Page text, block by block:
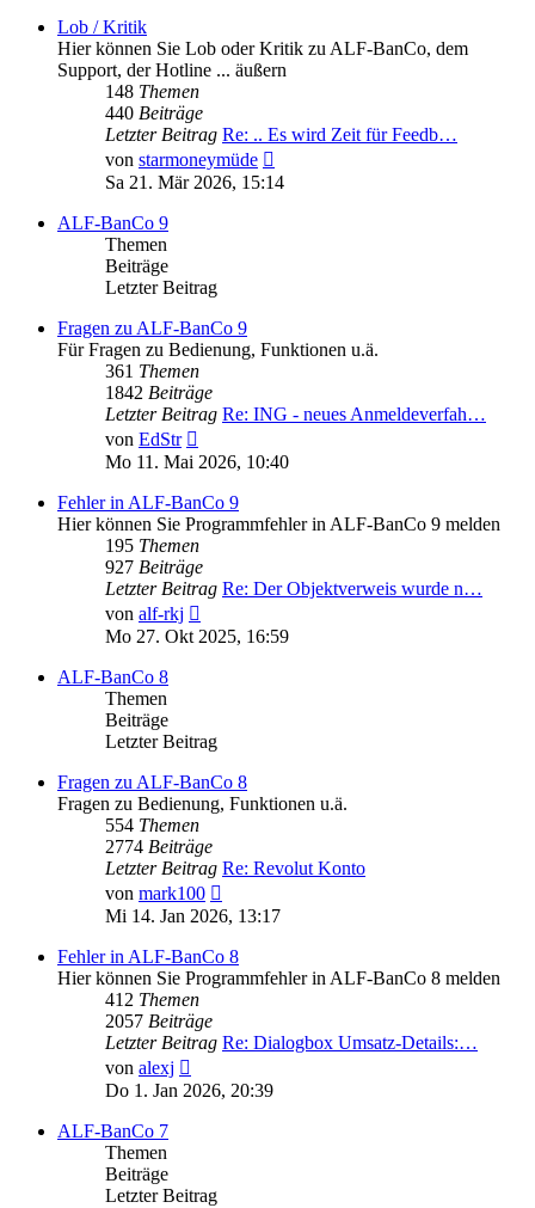
Lob / Kritik
Hier können Sie Lob oder Kritik zu ALF-BanCo, dem
Support, der Hotline ... äußern
148 Themen
440 Beiträge
Letzter Beitrag Re: .. Es wird Zeit für Feedb…
von starmoneymüde
Beitrag
Sa 21. Mär 2026, 15:14
ALF-BanCo 9
Themen
Beiträge
Letzter Beitrag
Fragen zu ALF-BanCo 9
Für Fragen zu Bedienung, Funktionen u.ä.
361 Themen
1842 Beiträge
Letzter Beitrag Re: ING - neues Anmeldeverfah…
von EdStr
Beitrag
Mo 11. Mai 2026, 10:40
Fehler in ALF-BanCo 9
Hier können Sie Programmfehler in ALF-BanCo 9 melden
195 Themen
927 Beiträge
Letzter Beitrag Re: Der Objektverweis wurde n…
von alf-rkj
Beitrag
Mo 27. Okt 2025, 16:59
ALF-BanCo 8
Themen
Beiträge
Letzter Beitrag
Fragen zu ALF-BanCo 8
Fragen zu Bedienung, Funktionen u.ä.
554 Themen
2774 Beiträge
Letzter Beitrag Re: Revolut Konto
von mark100
Beitrag
Mi 14. Jan 2026, 13:17
Fehler in ALF-BanCo 8
Hier können Sie Programmfehler in ALF-BanCo 8 melden
412 Themen
2057 Beiträge
Letzter Beitrag Re: Dialogbox Umsatz-Details:…
von alexj
Beitrag
Do 1. Jan 2026, 20:39
ALF-BanCo 7
Themen
Beiträge
Letzter Beitrag